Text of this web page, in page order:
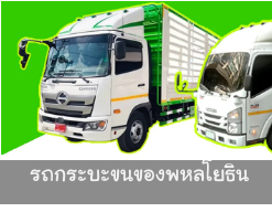
รถกระบะขนของพหลโยธิน